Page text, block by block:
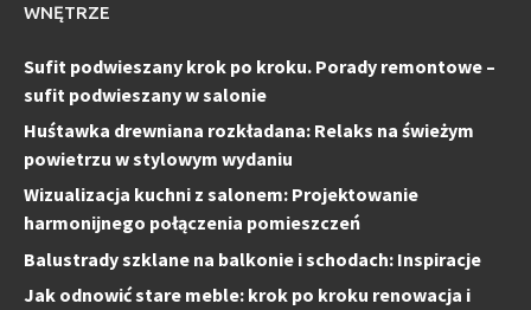
WNĘTRZE
Sufit podwieszany krok po kroku. Porady remontowe –
sufit podwieszany w salonie
Huśtawka drewniana rozkładana: Relaks na świeżym
powietrzu w stylowym wydaniu
Wizualizacja kuchni z salonem: Projektowanie
harmonijnego połączenia pomieszczeń
Balustrady szklane na balkonie i schodach: Inspiracje
Jak odnowić stare meble: krok po kroku renowacja i